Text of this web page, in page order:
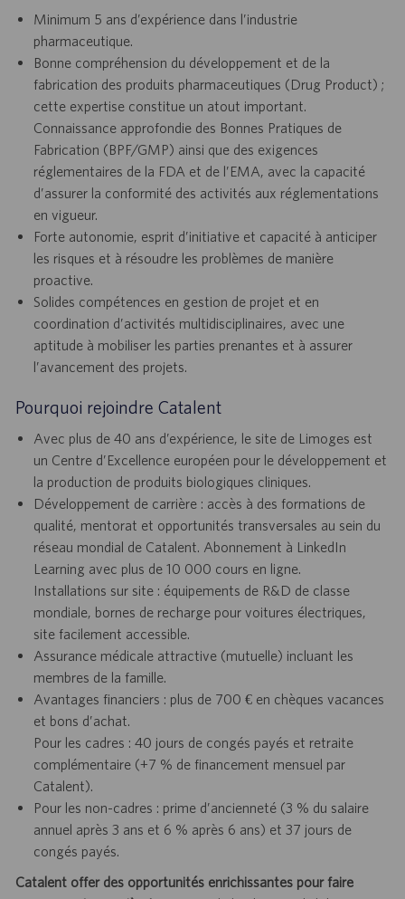
Minimum 5 ans d’expérience dans l’industrie
pharmaceutique.
Bonne compréhension du développement et de la
fabrication des produits pharmaceutiques (Drug Product) ;
cette expertise constitue un atout important.
Connaissance approfondie des Bonnes Pratiques de
Fabrication (BPF/GMP) ainsi que des exigences
réglementaires de la FDA et de l’EMA, avec la capacité
d’assurer la conformité des activités aux réglementations
en vigueur.
Forte autonomie, esprit d’initiative et capacité à anticiper
les risques et à résoudre les problèmes de manière
proactive.
Solides compétences en gestion de projet et en
coordination d’activités multidisciplinaires, avec une
aptitude à mobiliser les parties prenantes et à assurer
l’avancement des projets.
Pourquoi rejoindre Catalent
Avec plus de 40 ans d’expérience, le site de Limoges est
un Centre d’Excellence européen pour le développement et
la production de produits biologiques cliniques.
Développement de carrière : accès à des formations de
qualité, mentorat et opportunités transversales au sein du
réseau mondial de Catalent. Abonnement à LinkedIn
Learning avec plus de 10 000 cours en ligne.
Installations sur site : équipements de R&D de classe
mondiale, bornes de recharge pour voitures électriques,
site facilement accessible.
Assurance médicale attractive (mutuelle) incluant les
membres de la famille.
Avantages financiers : plus de 700 € en chèques vacances
et bons d’achat.
Pour les cadres : 40 jours de congés payés et retraite
complémentaire (+7 % de financement mensuel par
Catalent).
Pour les non-cadres : prime d’ancienneté (3 % du salaire
annuel après 3 ans et 6 % après 6 ans) et 37 jours de
congés payés.
Catalent offer des opportunités enrichissantes pour faire